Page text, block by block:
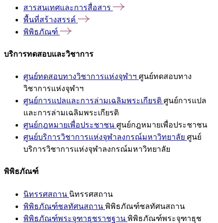
สารสนเทศและการสื่อสาร
พื้นที่สร้างสรรค์
พิพิธภัณฑ์
บริการทดสอบและวิชาการ
ศูนย์ทดสอบทางวิชาการแห่งจุฬาฯ ศูนย์ทดสอบทาง
วิชาการแห่งจุฬาฯ
ศูนย์การแปลและการล่ามเฉลิมพระเกียรติ ศูนย์การแปล
และการล่ามเฉลิมพระเกียรติ
ศูนย์กฎหมายเพื่อประชาชน ศูนย์กฎหมายเพื่อประชาชน
ศูนย์บริการวิชาการแห่งจุฬาลงกรณ์มหาวิทยาลัย ศูนย์
บริการวิชาการแห่งจุฬาลงกรณ์มหาวิทยาลัย
พิพิธภัณฑ์
นิทรรศสถาน นิทรรศสถาน
พิพิธภัณฑ์ชลทัศนสถาน พิพิธภัณฑ์ชลทัศนสถาน
พิพิธภัณฑ์พระจุฑาธุชราชฐาน พิพิธภัณฑ์พระจุฑาธุช